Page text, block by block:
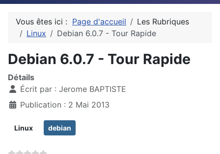
Vous êtes ici : Page d'accueil
Les Rubriques
Linux
Debian 6.0.7 - Tour Rapide
Debian 6.0.7 - Tour Rapide
Détails
Écrit par : Jerome BAPTISTE
Publication : 2 Mai 2013
Linux debian